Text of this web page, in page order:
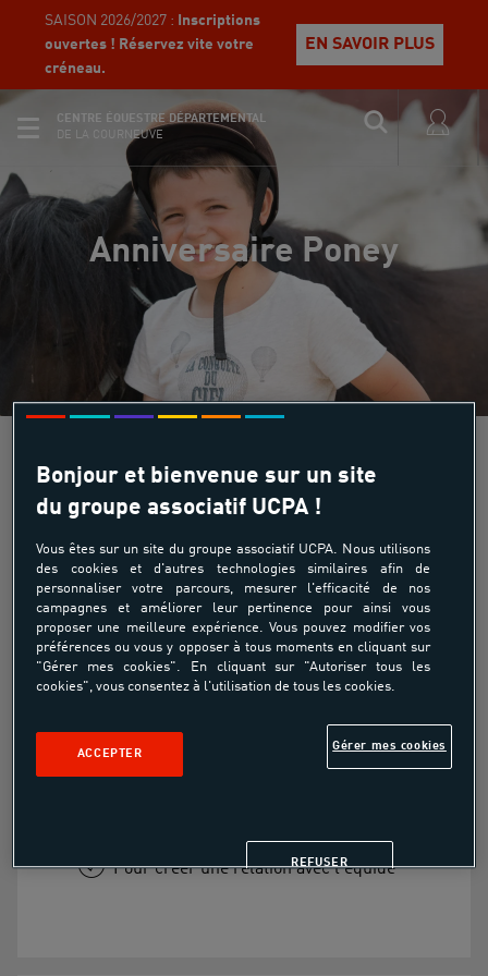
SAISON 2026/2027 :
Inscriptions
ouvertes ! Réservez vite votre
créneau.
EN SAVOIR PLUS
CENTRE ÉQUESTRE DÉPARTEMENTAL
DE LA COURNEUVE
Anniversaire Poney
Équi Start
Anniversaire Poney
Découverte
À partir de
132.00€
Pour découvrir l'équitation
Pour créer une relation avec l'équidé
Bonjour et bienvenue sur un site
du groupe associatif UCPA !
Vous êtes sur un site du groupe associatif UCPA. Nous utilisons
des cookies et d'autres technologies similaires afin de
personnaliser votre parcours, mesurer l'efficacité de nos
campagnes et améliorer leur pertinence pour ainsi vous
proposer une meilleure expérience. Vous pouvez modifier vos
préférences ou vous y opposer à tous moments en cliquant sur
"Gérer mes cookies". En cliquant sur "Autoriser tous les
cookies", vous consentez à l'utilisation de tous les cookies.
Gérer mes cookies
REFUSER
ACCEPTER